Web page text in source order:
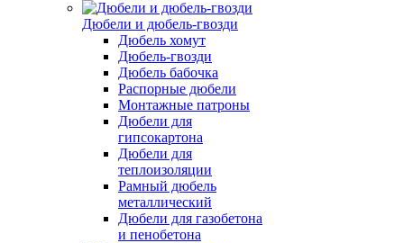
Дюбели и дюбель-гвозди
Дюбель хомут
Дюбель-гвозди
Дюбель бабочка
Распорные дюбели
Монтажные патроны
Дюбели для
гипсокартона
Дюбели для
теплоизоляции
Рамный дюбель
металлический
Дюбели для газобетона
и пенобетона